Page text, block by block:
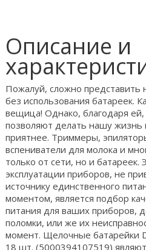
Описание и
Пожалуй, сложно
без использования батареек.
вещица! Однако, благодаря
позволяют делать нашу жизнь
приятнее. Триммеры,
вспениватели для молока и
только от сети, но и
эксплуатации приборов, не
источнику единственного
моментом, является подбор
питания для ваших приборов,
поломки, или же их
момент. Щелочные батарейки
18 шт. (5000394107519)